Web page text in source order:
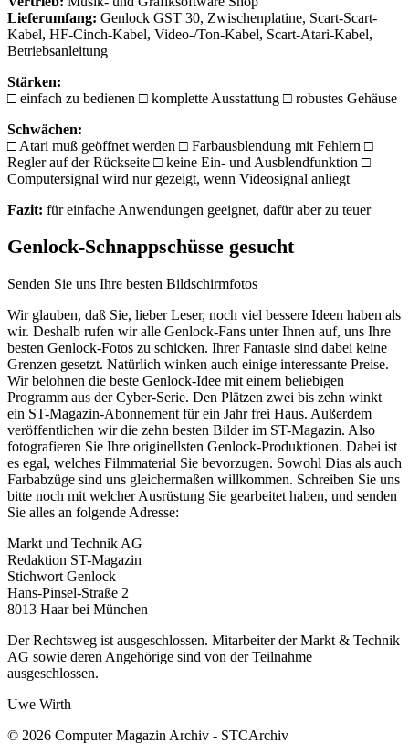
Lieferumfang: Genlock GST 30, Zwischenplatine, Scart-Scart-
Kabel, HF-Cinch-Kabel, Video-/Ton-Kabel, Scart-Atari-Kabel,
Betriebsanleitung
Stärken:
□ einfach zu bedienen □ komplette Ausstattung □ robustes Gehäuse
Schwächen:
□ Atari muß geöffnet werden □ Farbausblendung mit Fehlern □
Regler auf der Rückseite □ keine Ein- und Ausblendfunktion □
Computersignal wird nur gezeigt, wenn Videosignal anliegt
Fazit: für einfache Anwendungen geeignet, dafür aber zu teuer
Genlock-Schnappschüsse gesucht
Senden Sie uns Ihre besten Bildschirmfotos
Wir glauben, daß Sie, lieber Leser, noch viel bessere Ideen haben als
wir. Deshalb rufen wir alle Genlock-Fans unter Ihnen auf, uns Ihre
besten Genlock-Fotos zu schicken. Ihrer Fantasie sind dabei keine
Grenzen gesetzt. Natürlich winken auch einige interessante Preise.
Wir belohnen die beste Genlock-Idee mit einem beliebigen
Programm aus der Cyber-Serie. Den Plätzen zwei bis zehn winkt
ein ST-Magazin-Abonnement für ein Jahr frei Haus. Außerdem
veröffentlichen wir die zehn besten Bilder im ST-Magazin. Also
fotografieren Sie Ihre originellsten Genlock-Produktionen. Dabei ist
es egal, welches Filmmaterial Sie bevorzugen. Sowohl Dias als auch
Farbabzüge sind uns gleichermaßen willkommen. Schreiben Sie uns
bitte noch mit welcher Ausrüstung Sie gearbeitet haben, und senden
Sie alles an folgende Adresse:
Markt und Technik AG
Redaktion ST-Magazin
Stichwort Genlock
Hans-Pinsel-Straße 2
8013 Haar bei München
Der Rechtsweg ist ausgeschlossen. Mitarbeiter der Markt & Technik
AG sowie deren Angehörige sind von der Teilnahme
ausgeschlossen.
Uwe Wirth
© 2026 Computer Magazin Archiv - STCArchiv